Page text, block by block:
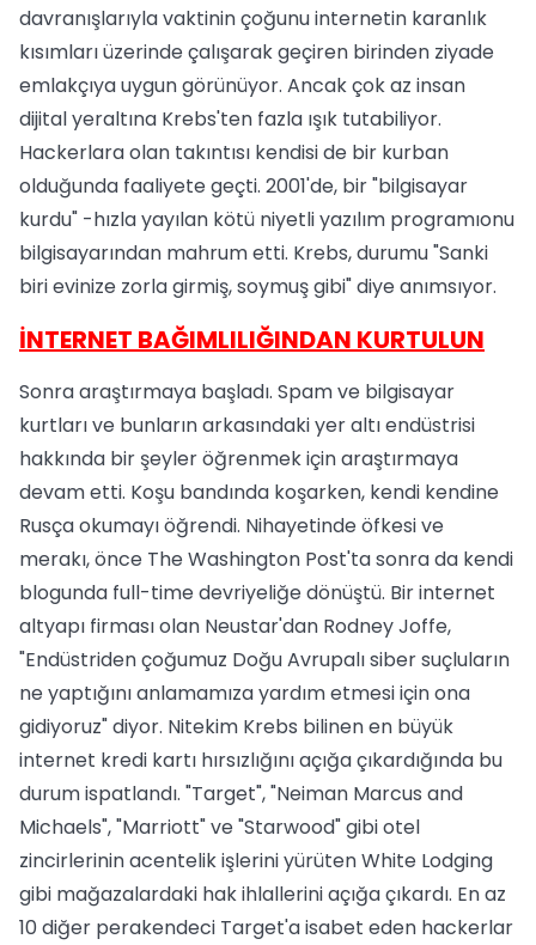
davranışlarıyla vaktinin çoğunu internetin karanlık
kısımları üzerinde çalışarak geçiren birinden ziyade
emlakçıya uygun görünüyor. Ancak çok az insan
dijital yeraltına Krebs'ten fazla ışık tutabiliyor.
Hackerlara olan takıntısı kendisi de bir kurban
olduğunda faaliyete geçti. 2001'de, bir "bilgisayar
kurdu" -hızla yayılan kötü niyetli yazılım programıonu
bilgisayarından mahrum etti. Krebs, durumu "Sanki
biri evinize zorla girmiş, soymuş gibi" diye anımsıyor.
İNTERNET BAĞIMLILIĞINDAN KURTULUN
Sonra araştırmaya başladı. Spam ve bilgisayar
kurtları ve bunların arkasındaki yer altı endüstrisi
hakkında bir şeyler öğrenmek için araştırmaya
devam etti. Koşu bandında koşarken, kendi kendine
Rusça okumayı öğrendi. Nihayetinde öfkesi ve
merakı, önce The Washington Post'ta sonra da kendi
blogunda full-time devriyeliğe dönüştü. Bir internet
altyapı firması olan Neustar'dan Rodney Joffe,
"Endüstriden çoğumuz Doğu Avrupalı siber suçluların
ne yaptığını anlamamıza yardım etmesi için ona
gidiyoruz" diyor. Nitekim Krebs bilinen en büyük
internet kredi kartı hırsızlığını açığa çıkardığında bu
durum ispatlandı. "Target", "Neiman Marcus and
Michaels", "Marriott" ve "Starwood" gibi otel
zincirlerinin acentelik işlerini yürüten White Lodging
gibi mağazalardaki hak ihlallerini açığa çıkardı. En az
10 diğer perakendeci Target'a isabet eden hackerlar